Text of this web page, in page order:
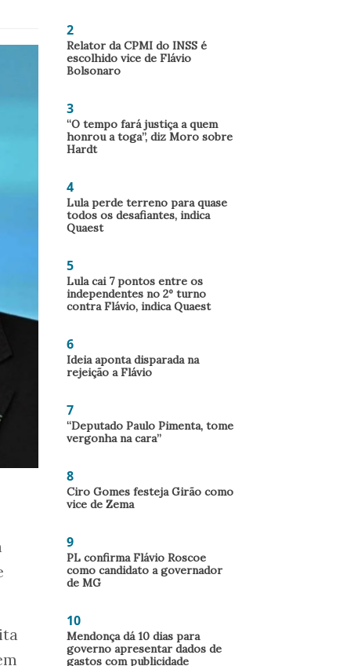
2
Relator da CPMI do INSS é
escolhido vice de Flávio
Bolsonaro
3
“O tempo fará justiça a quem
honrou a toga”, diz Moro sobre
Hardt
4
Lula perde terreno para quase
todos os desafiantes, indica
Quaest
5
Lula cai 7 pontos entre os
independentes no 2º turno
contra Flávio, indica Quaest
6
Ideia aponta disparada na
rejeição a Flávio
7
“Deputado Paulo Pimenta, tome
vergonha na cara”
8
Ciro Gomes festeja Girão como
vice de Zema
9
PL confirma Flávio Roscoe
como candidato a governador
de MG
10
Mendonça dá 10 dias para
governo apresentar dados de
gastos com publicidade